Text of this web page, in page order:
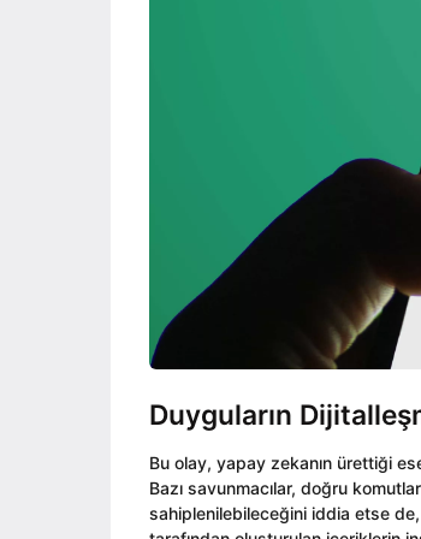
Duyguların
Bu olay, yapay zekanın ürettiği
Bazı savunmacılar, doğru
sahiplenilebileceğini iddia etse